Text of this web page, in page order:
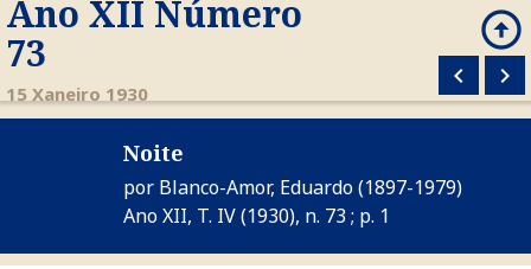
search arrow_circle_up
Ano XII Número
73
15 Xaneiro 1930
keyboard_arrow_left keyboard_arrow_right
Noite
por Blanco-Amor, Eduardo(1897-1979)
Ano XII, T. IV (1930), n. 73 ; p. 1